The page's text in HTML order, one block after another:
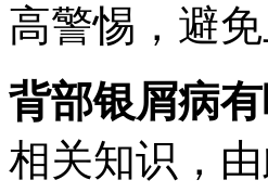
高警惕，避免
背部银屑病
相关知识，